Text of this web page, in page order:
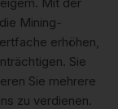
Mining-
erhöhen,
Sie
Sie mehrere
zu verdienen.